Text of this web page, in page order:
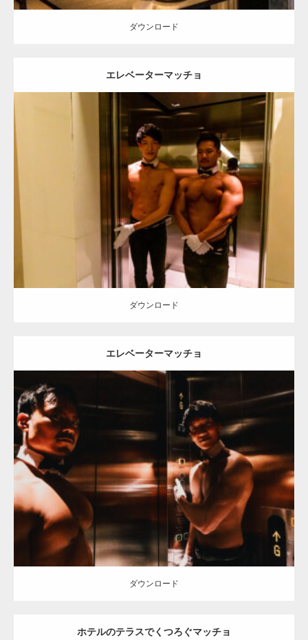
ダウンロード
エレベーターマッチョ
Update:2023.02.11
ホテルのマッチョ オレンジの人 AKIHITO(細マッチョ)
TOSHI(大胸筋)
大胸筋 宗像 (福岡)
ダウンロード
エレベーターマッチョ
Update:2023.02.11
Category:ホテルのマッチョ オレンジの人
AKIHITO(細マッチョ)
TOSHI(大胸筋)
宗像 (福岡)
ダウンロード
ダウンロード
ホテルのテラスでくつろぐマッチョ